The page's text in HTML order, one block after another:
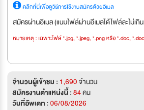
คลิกที่นี่เพื่อดูวิธีการใช้งานสมัครด้วยอีเมล
สมัครผ่านอีเมล (แนบไฟล์ผ่านอีเมลได้ไฟล์ละไม่เ
หมายเหตุ : เฉพาะไฟล์ *.jpg, *.jpeg, *.png หรือ *.doc,
จำนวนผู้เข้าชม : 1,690จำนวน
สมัครงานตำแหน่งนี้ :84คน
วันที่อัพเดท :06/08/2026